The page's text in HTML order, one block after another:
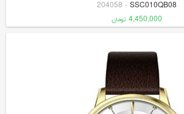
SSC010QB08
-
204058
4,450,000 تومان